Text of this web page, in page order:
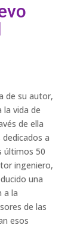
de su autor,
la vida de
de ella
a
últimos 50
ingeniero,
una
a la
de las
esos